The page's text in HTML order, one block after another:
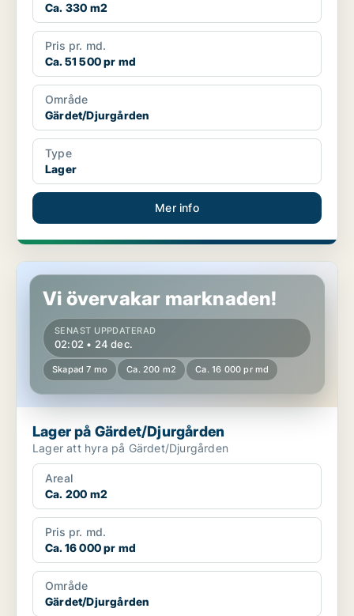
Ca. 330 m2
Pris pr. md.
Ca. 51 500 pr md
Område
Gärdet/Djurgården
Type
Lager
Mer info
Lager på Gärdet/Djurgården
Vi övervakar marknaden!
SENAST UPPDATERAD
02:02 • 24 dec.
Skapad 7 mo Ca. 200 m2 Ca. 16 000 pr md
Lager på Gärdet/Djurgården
Lager att hyra på Gärdet/Djurgården
Areal
Ca. 200 m2
Pris pr. md.
Ca. 16 000 pr md
Område
Gärdet/Djurgården